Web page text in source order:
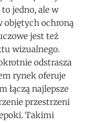
jedno, ale w
objętych ochroną
jest też
wizualnego.
odstrasza
rynek oferuje
łączą najlepsze
przestrzeni
Takimi